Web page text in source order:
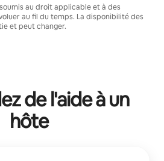
au droit applicable et à des
au fil du temps. La disponibilité des
et peut changer.
de l'aide à un
hôte